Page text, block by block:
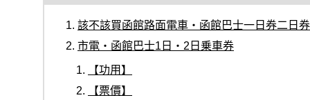
該不該買函館路面電車・函館巴士一日券二日券
市電・函館巴士1日・2日乗車券
【功用】
【票價】